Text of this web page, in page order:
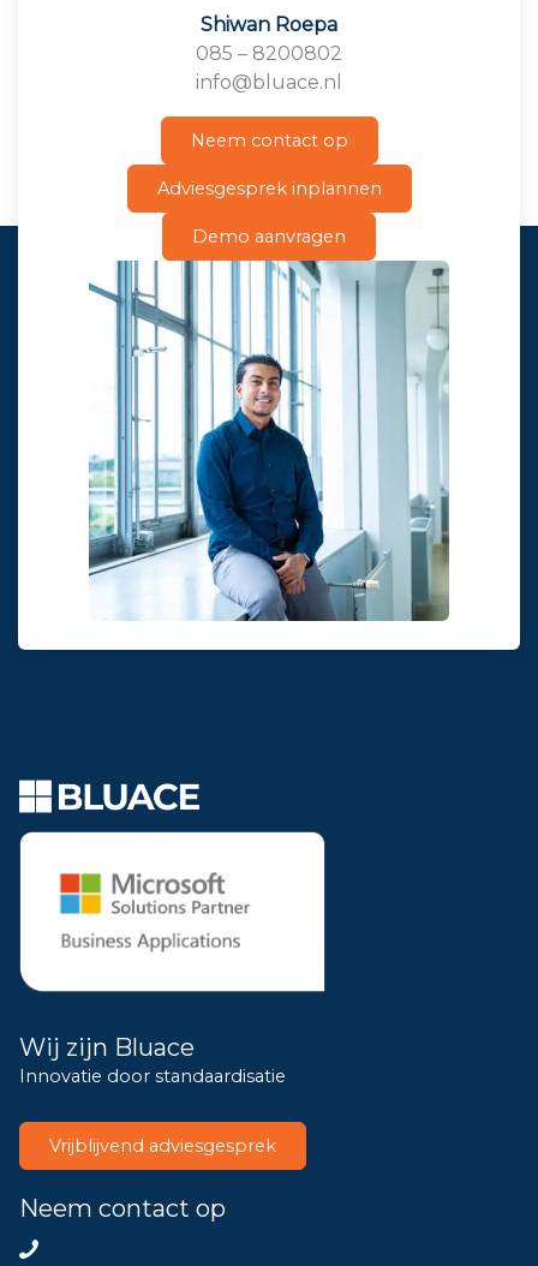
Shiwan Roepa
085 – 8200802
info@bluace.nl
Neem contact op
Adviesgesprek inplannen
Demo aanvragen
Wij zijn Bluace
Innovatie door standaardisatie
Vrijblijvend adviesgesprek
Neem contact op